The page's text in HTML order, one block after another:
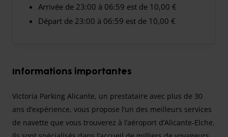
Arrivée de 23:00 à 06:59 est de 10,00 €
Départ de 23:00 à 06:59 est de 10,00 €
Informations importantes
Victoria Parking Alicante, un prestataire avec plus de 30
ans d’expérience, vous propose l’un des meilleurs services
de navette que vous trouverez à l’aéroport d’Alicante-Elche.